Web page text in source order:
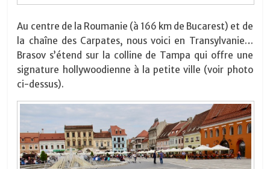
Au centre de la Roumanie (à 166 km de Bucarest) et de
la chaîne des Carpates, nous voici en Transylvanie…
Brasov s’étend sur la colline de Tampa qui offre une
signature hollywoodienne à la petite ville (voir photo
ci-dessus).